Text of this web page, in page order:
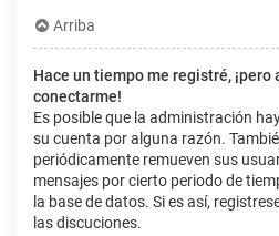
Arriba
Hace un tiempo me registré, ¡pero
conectarme!
Es posible que la administración
su cuenta por alguna razón.
periódicamente remueven sus
mensajes por cierto periodo de
la base de datos. Si es así,
las discuciones.